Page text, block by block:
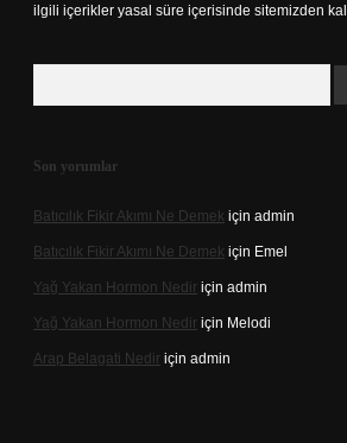
ilgili içerikler yasal süre içerisinde sitemizden
Son yorumlar
Batıcılık Fikir Akımı Ne Demek için admin
Batıcılık Fikir Akımı Ne Demek için Emel
Yağ Yakan Hormon Nedir için admin
Yağ Yakan Hormon Nedir için Melodi
Arap Belagati Nedir için admin